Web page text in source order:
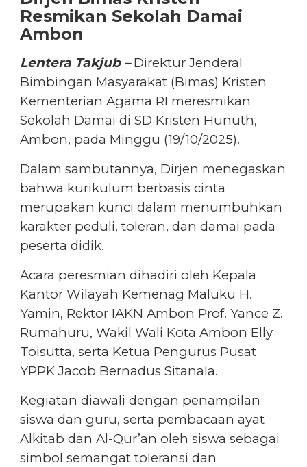
Resmikan Sekolah Damai
Ambon
Lentera Takjub –Direktur Jenderal
Bimbingan Masyarakat (Bimas) Kristen
Kementerian Agama RI meresmikan
Sekolah Damai di SD Kristen Hunuth,
Ambon, pada Minggu (19/10/2025).
Dalam sambutannya, Dirjen menegaskan
bahwa kurikulum berbasis cinta
merupakan kunci dalam menumbuhkan
karakter peduli, toleran, dan damai pada
peserta didik.
Acara peresmian dihadiri oleh Kepala
Kantor Wilayah Kemenag Maluku H.
Yamin, Rektor IAKN Ambon Prof. Yance Z.
Rumahuru, Wakil Wali Kota Ambon Elly
Toisutta, serta Ketua Pengurus Pusat
YPPK Jacob Bernadus Sitanala.
Kegiatan diawali dengan penampilan
siswa dan guru, serta pembacaan ayat
Alkitab dan Al-Qur’an oleh siswa sebagai
simbol semangat toleransi dan